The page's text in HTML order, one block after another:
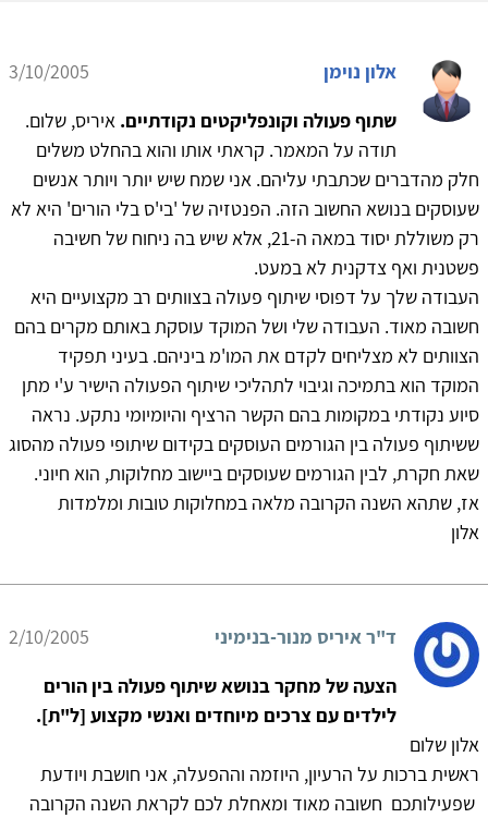
אלון נוימן
3/10/2005
שתוף פעולה וקונפליקטים נקודתיים. איריס, שלום.
תודה על המאמר. קראתי אותו והוא בהחלט משלים
חלק מהדברים שכתבתי עליהם. אני שמח שיש יותר ויותר אנשים
שעוסקים בנושא החשוב הזה. הפנטזיה של 'בי'ס בלי הורים' היא לא
רק משוללת יסוד במאה ה-21, אלא שיש בה ניחוח של חשיבה
פשטנית ואף צדקנית לא במעט.
העבודה שלך על דפוסי שיתוף פעולה בצוותים רב מקצועיים היא
חשובה מאוד. העבודה שלי ושל המוקד עוסקת באותם מקרים בהם
הצוותים לא מצליחים לקדם את המו'מ ביניהם. בעיני תפקיד
המוקד הוא בתמיכה וגיבוי לתהליכי שיתוף הפעולה הישיר ע'י מתן
סיוע נקודתי במקומות בהם הקשר הרציף והיומיומי נתקע. נראה
ששיתוף פעולה בין הגורמים העוסקים בקידום שיתופי פעולה מהסוג
שאת חקרת, לבין הגורמים שעוסקים ביישוב מחלוקות, הוא חיוני.
אז, שתהא השנה הקרובה מלאה במחלוקות טובות ומלמדות
אלון
ד"ר איריס מנור-בנימיני
2/10/2005
הצעה של מחקר בנושא שיתוף פעולה בין הורים
לילדים עם צרכים מיוחדים ואנשי מקצוע [ל"ת].
אלון שלום
ראשית ברכות על הרעיון, היוזמה וההפעלה, אני חושבת ויודעת
שפעילותכם חשובה מאוד ומאחלת לכם לקראת השנה הקרובה